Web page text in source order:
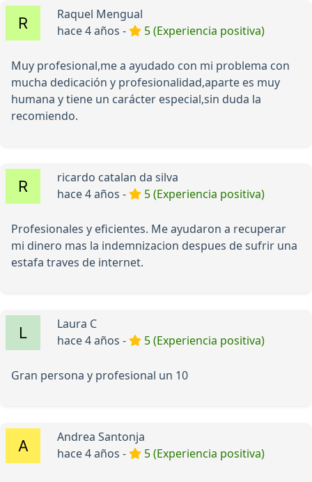
Raquel Mengual
hace 4 años -
5 (Experiencia positiva)
Muy profesional,me a ayudado con mi problema con
mucha dedicación y profesionalidad,aparte es muy
humana y tiene un carácter especial,sin duda la
recomiendo.
ricardo catalan da silva
hace 4 años -
5 (Experiencia positiva)
Profesionales y eficientes. Me ayudaron a recuperar
mi dinero mas la indemnizacion despues de sufrir una
estafa traves de internet.
Laura C
hace 4 años -
5 (Experiencia positiva)
Gran persona y profesional un 10
Andrea Santonja
hace 4 años -
5 (Experiencia positiva)